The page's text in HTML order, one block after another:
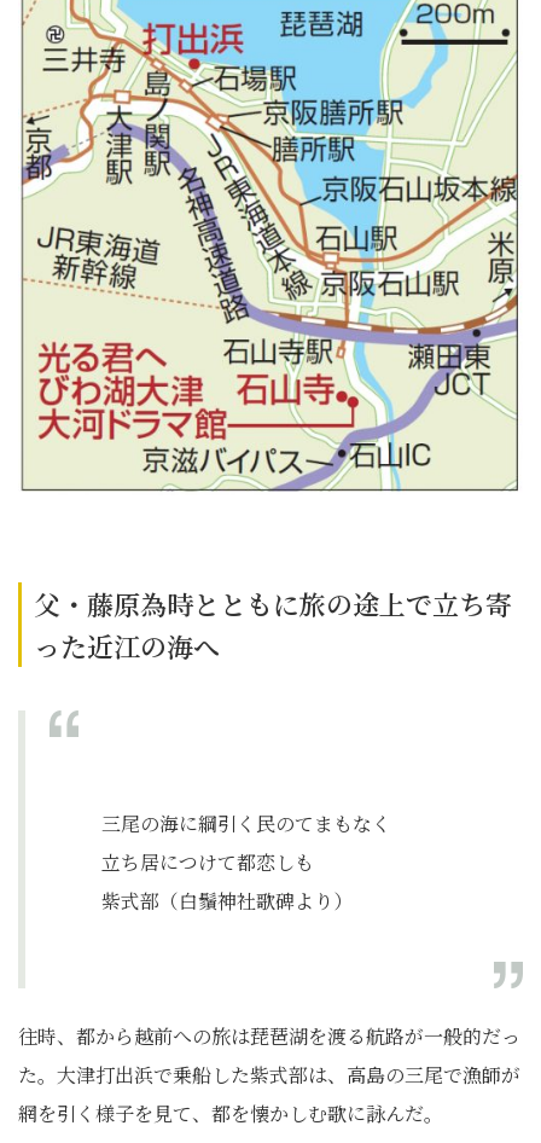
父・藤原為時とともに旅の途上で立ち寄
った近江の海へ
三尾の海に綱引く民のてまもなく
立ち居につけて都恋しも
紫式部（白鬚神社歌碑より）
往時、都から越前への旅は琵琶湖を渡る航路が一般的だっ
た。大津打出浜で乗船した紫式部は、高島の三尾で漁師が
網を引く様子を見て、都を懐かしむ歌に詠んだ。